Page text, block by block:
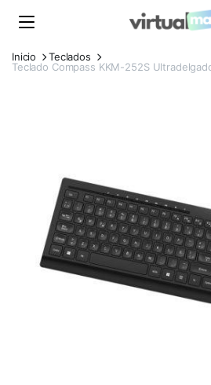
Inicio
Teclados
Teclado Compass KKM-252S